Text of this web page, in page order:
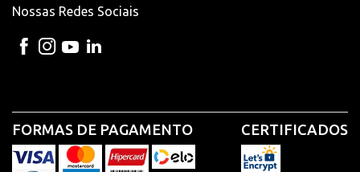
Nossas Redes Sociais
FORMAS DE PAGAMENTO CERTIFICADOS